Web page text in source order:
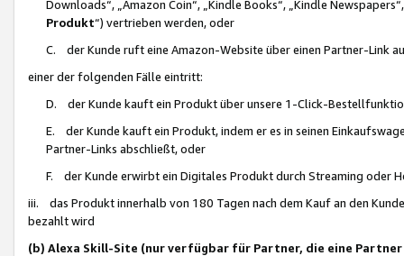
Downloads“, „Amazon Coin“, „Kindle Books“, „Kindle
Produkt“) vertrieben werden, oder
C. der Kunde ruft eine Amazon-Website über einen Partner-Link
einer der folgenden Fälle eintritt:
D. der Kunde kauft ein Produkt über unsere 1-Click-
E. der Kunde kauft ein Produkt, indem er es in seinen
Partner-Links abschließt, oder
F. der Kunde erwirbt ein Digitales Produkt durch Streaming oder
iii. das Produkt innerhalb von 180 Tagen nach dem Kauf an den
bezahlt wird
(b) Alexa Skill-Site (nur verfügbar für Partner, die eine